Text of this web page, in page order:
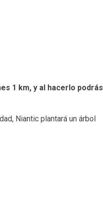
1 km, y al hacerlo podrás
Niantic plantará un árbol